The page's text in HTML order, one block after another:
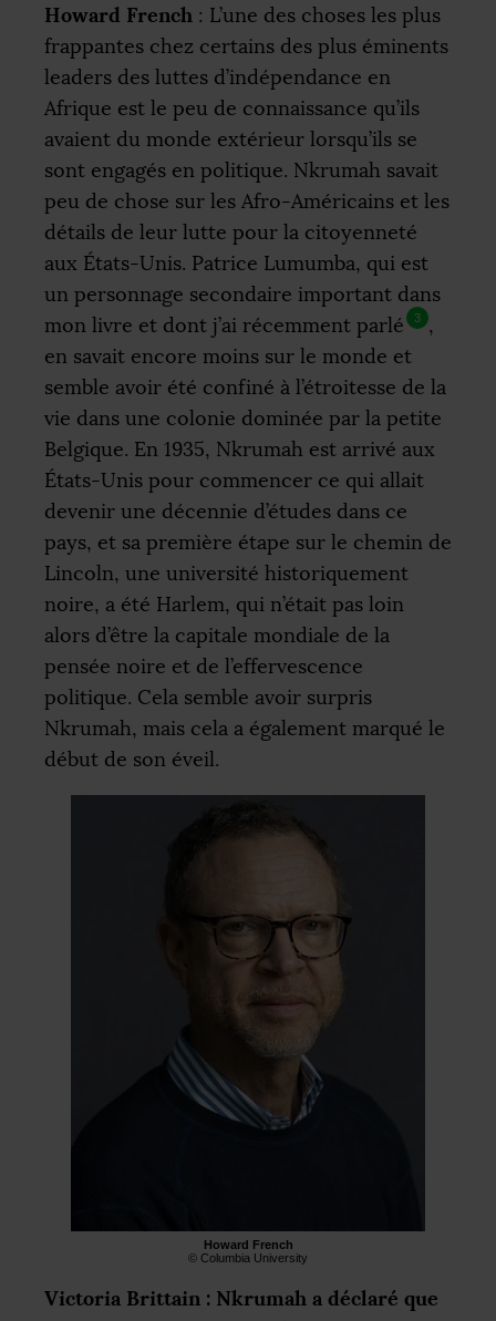
Howard French : L’une des choses les plus
frappantes chez certains des plus éminents
leaders des luttes d’indépendance en
Afrique est le peu de connaissance qu’ils
avaient du monde extérieur lorsqu’ils se
sont engagés en politique. Nkrumah savait
peu de chose sur les Afro-Américains et les
détails de leur lutte pour la citoyenneté
aux États-Unis. Patrice Lumumba, qui est
un personnage secondaire important dans
mon livre et dont j’ai récemment parlé
3
,
en savait encore moins sur le monde et
semble avoir été confiné à l’étroitesse de la
vie dans une colonie dominée par la petite
Belgique. En 1935, Nkrumah est arrivé aux
États-Unis pour commencer ce qui allait
devenir une décennie d’études dans ce
pays, et sa première étape sur le chemin de
Lincoln, une université historiquement
noire, a été Harlem, qui n’était pas loin
alors d’être la capitale mondiale de la
pensée noire et de l’effervescence
politique. Cela semble avoir surpris
Nkrumah, mais cela a également marqué le
début de son éveil.
Howard French
© Columbia University
Victoria Brittain : Nkrumah a déclaré que